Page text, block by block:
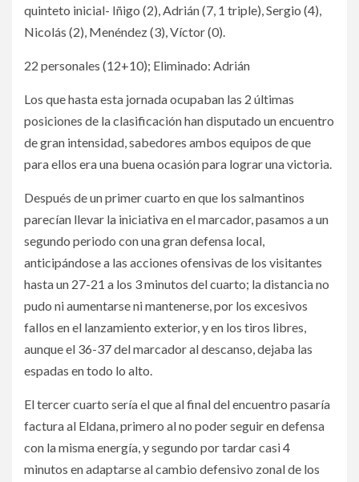
quinteto inicial- Iñigo (2), Adrián (7, 1 triple), Sergio (4),
Nicolás (2), Menéndez (3), Víctor (0).
22 personales (12+10); Eliminado: Adrián
Los que hasta esta jornada ocupaban las 2 últimas
posiciones de la clasificación han disputado un encuentro
de gran intensidad, sabedores ambos equipos de que
para ellos era una buena ocasión para lograr una victoria.
Después de un primer cuarto en que los salmantinos
parecían llevar la iniciativa en el marcador, pasamos a un
segundo periodo con una gran defensa local,
anticipándose a las acciones ofensivas de los visitantes
hasta un 27-21 a los 3 minutos del cuarto; la distancia no
pudo ni aumentarse ni mantenerse, por los excesivos
fallos en el lanzamiento exterior, y en los tiros libres,
aunque el 36-37 del marcador al descanso, dejaba las
espadas en todo lo alto.
El tercer cuarto sería el que al final del encuentro pasaría
factura al Eldana, primero al no poder seguir en defensa
con la misma energía, y segundo por tardar casi 4
minutos en adaptarse al cambio defensivo zonal de los